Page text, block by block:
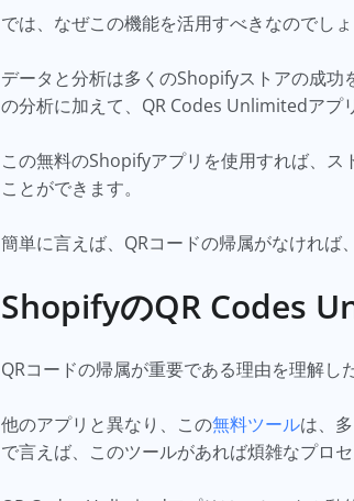
では、なぜこの機能を活用すべきなのでし
データと分析は多くのShopifyストアの成
の分析に加えて、QR Codes Unlimitedアプ
この無料のShopifyアプリを使用すれば、
ことができます。
簡単に言えば、QRコードの帰属がなければ
ShopifyのQR Codes
QRコードの帰属が重要である理由を理解
他のアプリと異なり、この無料ツールは、
で言えば、このツールがあれば煩雑なプロ